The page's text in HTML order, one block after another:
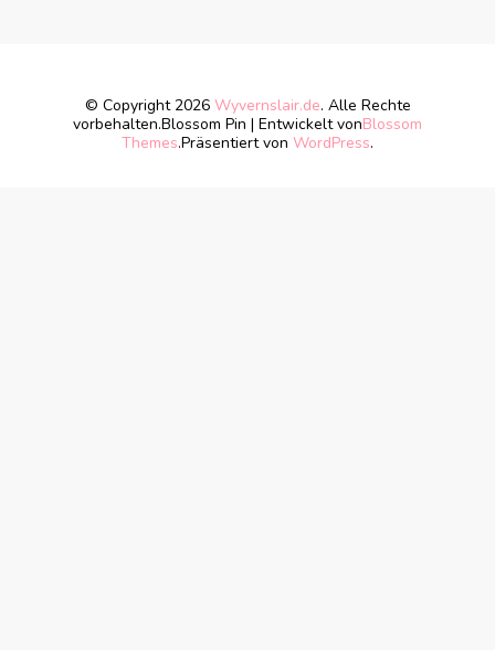
© Copyright 2026 Wyvernslair.de. Alle Rechte
vorbehalten.Blossom Pin | Entwickelt vonBlossom
Themes.Präsentiert von WordPress.